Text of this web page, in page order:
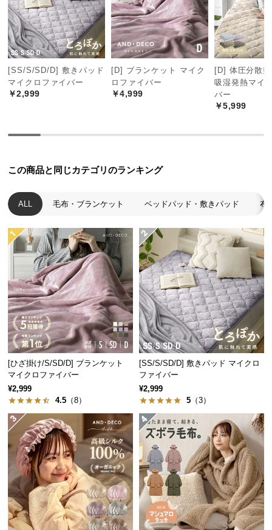
中
型
商
品
の
配
送
小
商
品
の
配
送
つ
い
て
開
梱
設
置
サ
ー
ビ
ス
に
つ
い
て
搬
[SS/S/SD/D] 敷きパッド
マイクロファイバー
￥2,999
[D] ブランケット マイク
ロファイバー
￥4,999
[D] 体圧分散
吸湿発熱マイ
バー
￥5,999
この商品と同じカテゴリのランキング
ALL 毛布・ブランケット ベッドパッド・敷きパッド 布
[ひざ掛け/S/SD/D] ブランケット
マイクロファイバー
¥2,999
4.5 （8）
[SS/S/SD/D] 敷きパッド マイクロ
ファイバー
¥2,999
5 （3）